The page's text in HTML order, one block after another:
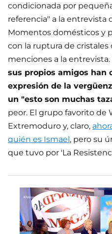
condicionada por
referencia" a la entrevista
Momentos domésticos y
con la ruptura de
menciones a la
sus propios amigos han
expresión de la
un "esto son muchas
peor. El grupo favorito de
Extremoduro y, claro,
quién es Ismael, pero su
que tuvo por 'La